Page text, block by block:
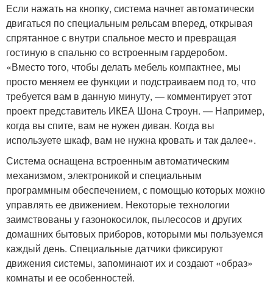
Если нажать на кнопку, система начнет автоматически
двигаться по специальным рельсам вперед, открывая
спрятанное с внутри спальное место и превращая
гостиную в спальню со встроенным гардеробом.
«Вместо того, чтобы делать мебель компактнее, мы
просто меняем ее функции и подстраиваем под то, что
требуется вам в данную минуту, — комментирует этот
проект представитель ИКЕА Шона Строун. — Например,
когда вы спите, вам не нужен диван. Когда вы
используете шкаф, вам не нужна кровать и так далее».
Система оснащена встроенным автоматическим
механизмом, электроникой и специальным
программным обеспечением, с помощью которых можно
управлять ее движением. Некоторые технологии
заимствованы у газонокосилок, пылесосов и других
домашних бытовых приборов, которыми мы пользуемся
каждый день. Специальные датчики фиксируют
движения системы, запоминают их и создают «образ»
комнаты и ее особенностей.